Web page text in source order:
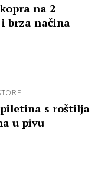
na 2
brza načina
s roštilja
u pivu